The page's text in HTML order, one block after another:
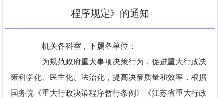
程序规定》的通知
机关各科室，下属各单位：
为规范政府重大事项决策行为，促进重大行政决
策科学化、民主化、法治化，提高决策质量和效率，根据
国务院《重大行政决策程序暂行条例》《江苏省重大行政